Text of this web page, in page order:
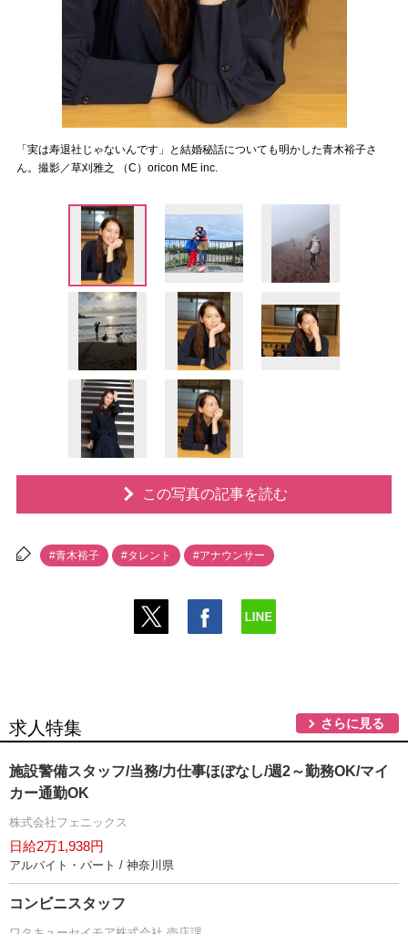
「実は寿退社じゃないんです」と結婚秘話についても明かした青木裕子さ
ん。撮影／草刈雅之 （C）oricon ME inc.
この写真の記事を読む
#青木裕子 #タレント #アナウンサー
求人特集 さらに見る
施設警備スタッフ/当務/力仕事ほぼなし/週2～勤務OK/マイ
カー通勤OK
株式会社フェニックス
日給2万1,938円
アルバイト・パート / 神奈川県
コンビニスタッフ